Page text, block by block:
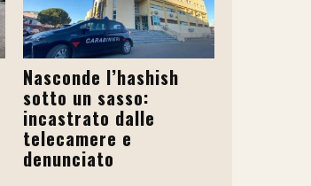
Nasconde l’hashish
sotto un sasso:
incastrato dalle
telecamere e
denunciato